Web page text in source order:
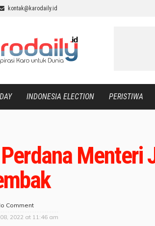
kontak@karodaily.id
INDONESIA ELECTION PERISTIWA
Menteri
Comment
08, 2022 at 11:46 am